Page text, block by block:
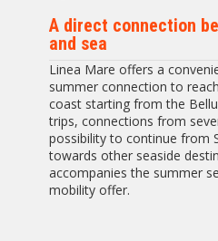
A direct connection
and sea
Linea Mare offers a
summer connection to
coast starting from the
trips, connections from
possibility to continue from
towards other seaside
accompanies the summer
mobility offer.